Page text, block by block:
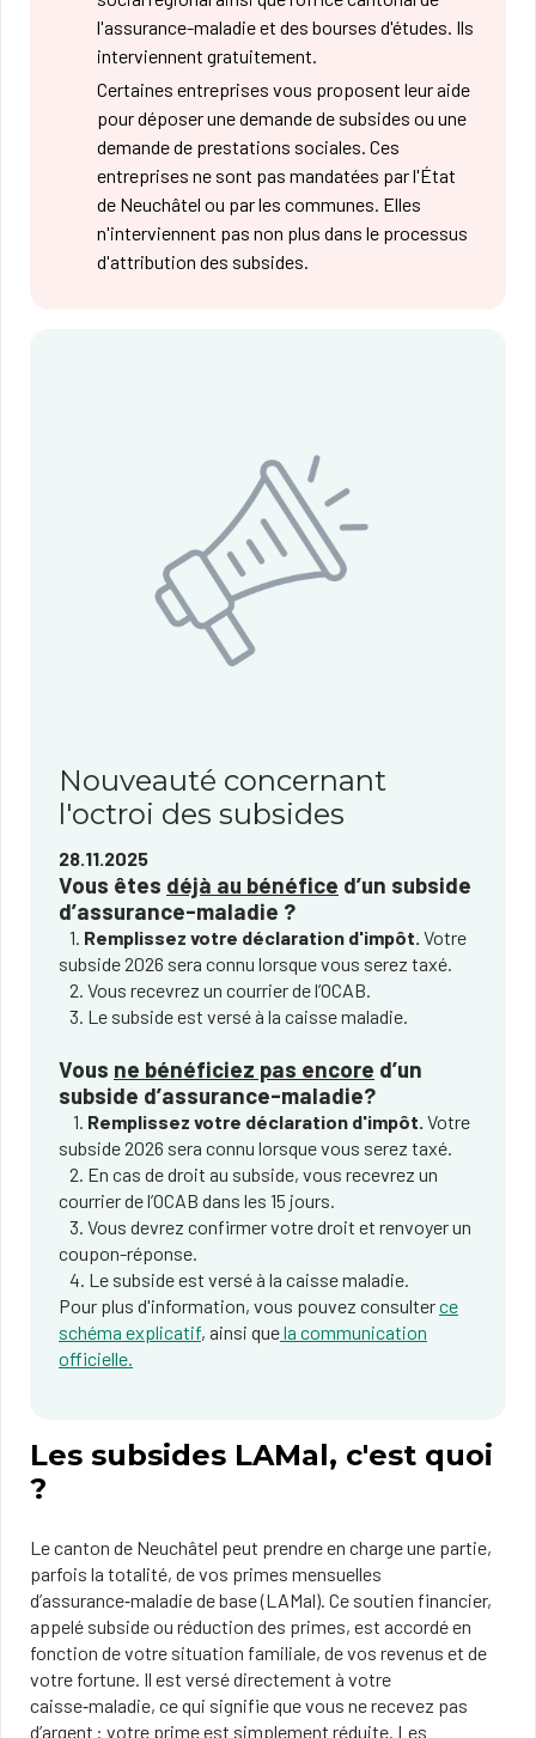
l'assurance-maladie et des bourses d'études. Ils
interviennent gratuitement.
Certaines entreprises vous proposent leur aide
pour déposer une demande de subsides ou une
demande de prestations sociales. Ces
entreprises ne sont pas mandatées par l'État
de Neuchâtel ou par les communes. Elles
n'interviennent pas non plus dans le processus
d'attribution des subsides.​​
Nouveauté concernant
l'octroi des subsides
28.11.2025
Vous êtes déjà au bénéfice d’un subside
d’assurance-maladie ?
1. Remplissez votre déclaration d'impôt. Votre
subside 2026 sera connu lorsque vous serez taxé.
2. Vous recevrez un courrier de l’OCAB.
3. Le subside est versé à la caisse maladie.
Vous ne bénéficiez pas encore d’un
subside d’assurance-maladie?
1. Remplissez votre déclaration d'impôt. Votre
subside 2026 sera connu lorsque vous serez taxé.
2. En cas de droit au subside, vous recevrez un
courrier de l’OCAB dans les 15 jours.
3. Vous devrez confirmer votre droit et renvoyer un
coupon-réponse.
4. Le subside est versé à la caisse maladie.
Pour plus d'information, vous pouvez consulterce
schéma explicatif, ainsi quela communication
officielle.
Les subsides LAMal, c'est quoi
?
Le canton de Neuchâtel peut prendre en charge une partie,
parfois la totalité, de vos primes mensuelles
d’assurance‑maladie de base (LAMal). Ce soutien financier,
appelé subside ou réduction des primes, est accordé en
fonction de votre situation familiale, de vos revenus et de
votre fortune. Il est versé directement à votre
caisse‑maladie, ce qui signifie que vous ne recevez pas
d’argent : votre prime est simplement réduite. Les